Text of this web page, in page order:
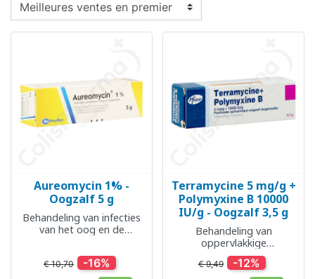
Aureomycin 1% -
Oogzalf 5 g
Behandeling van infecties
van het oog en de
€ 10,70 -16%
Terramycine 5 mg/g +
Polymyxine B 10000
IU/g - Oogzalf 3,5 g
Behandeling van
oppervlakkige
oogheelkundige infecties
€ 9,49 -12%